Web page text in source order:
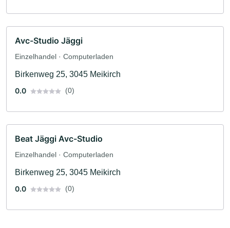
Avc-Studio Jäggi
Einzelhandel · Computerladen
Birkenweg 25, 3045 Meikirch
0.0
(0)
Beat Jäggi Avc-Studio
Einzelhandel · Computerladen
Birkenweg 25, 3045 Meikirch
0.0
(0)